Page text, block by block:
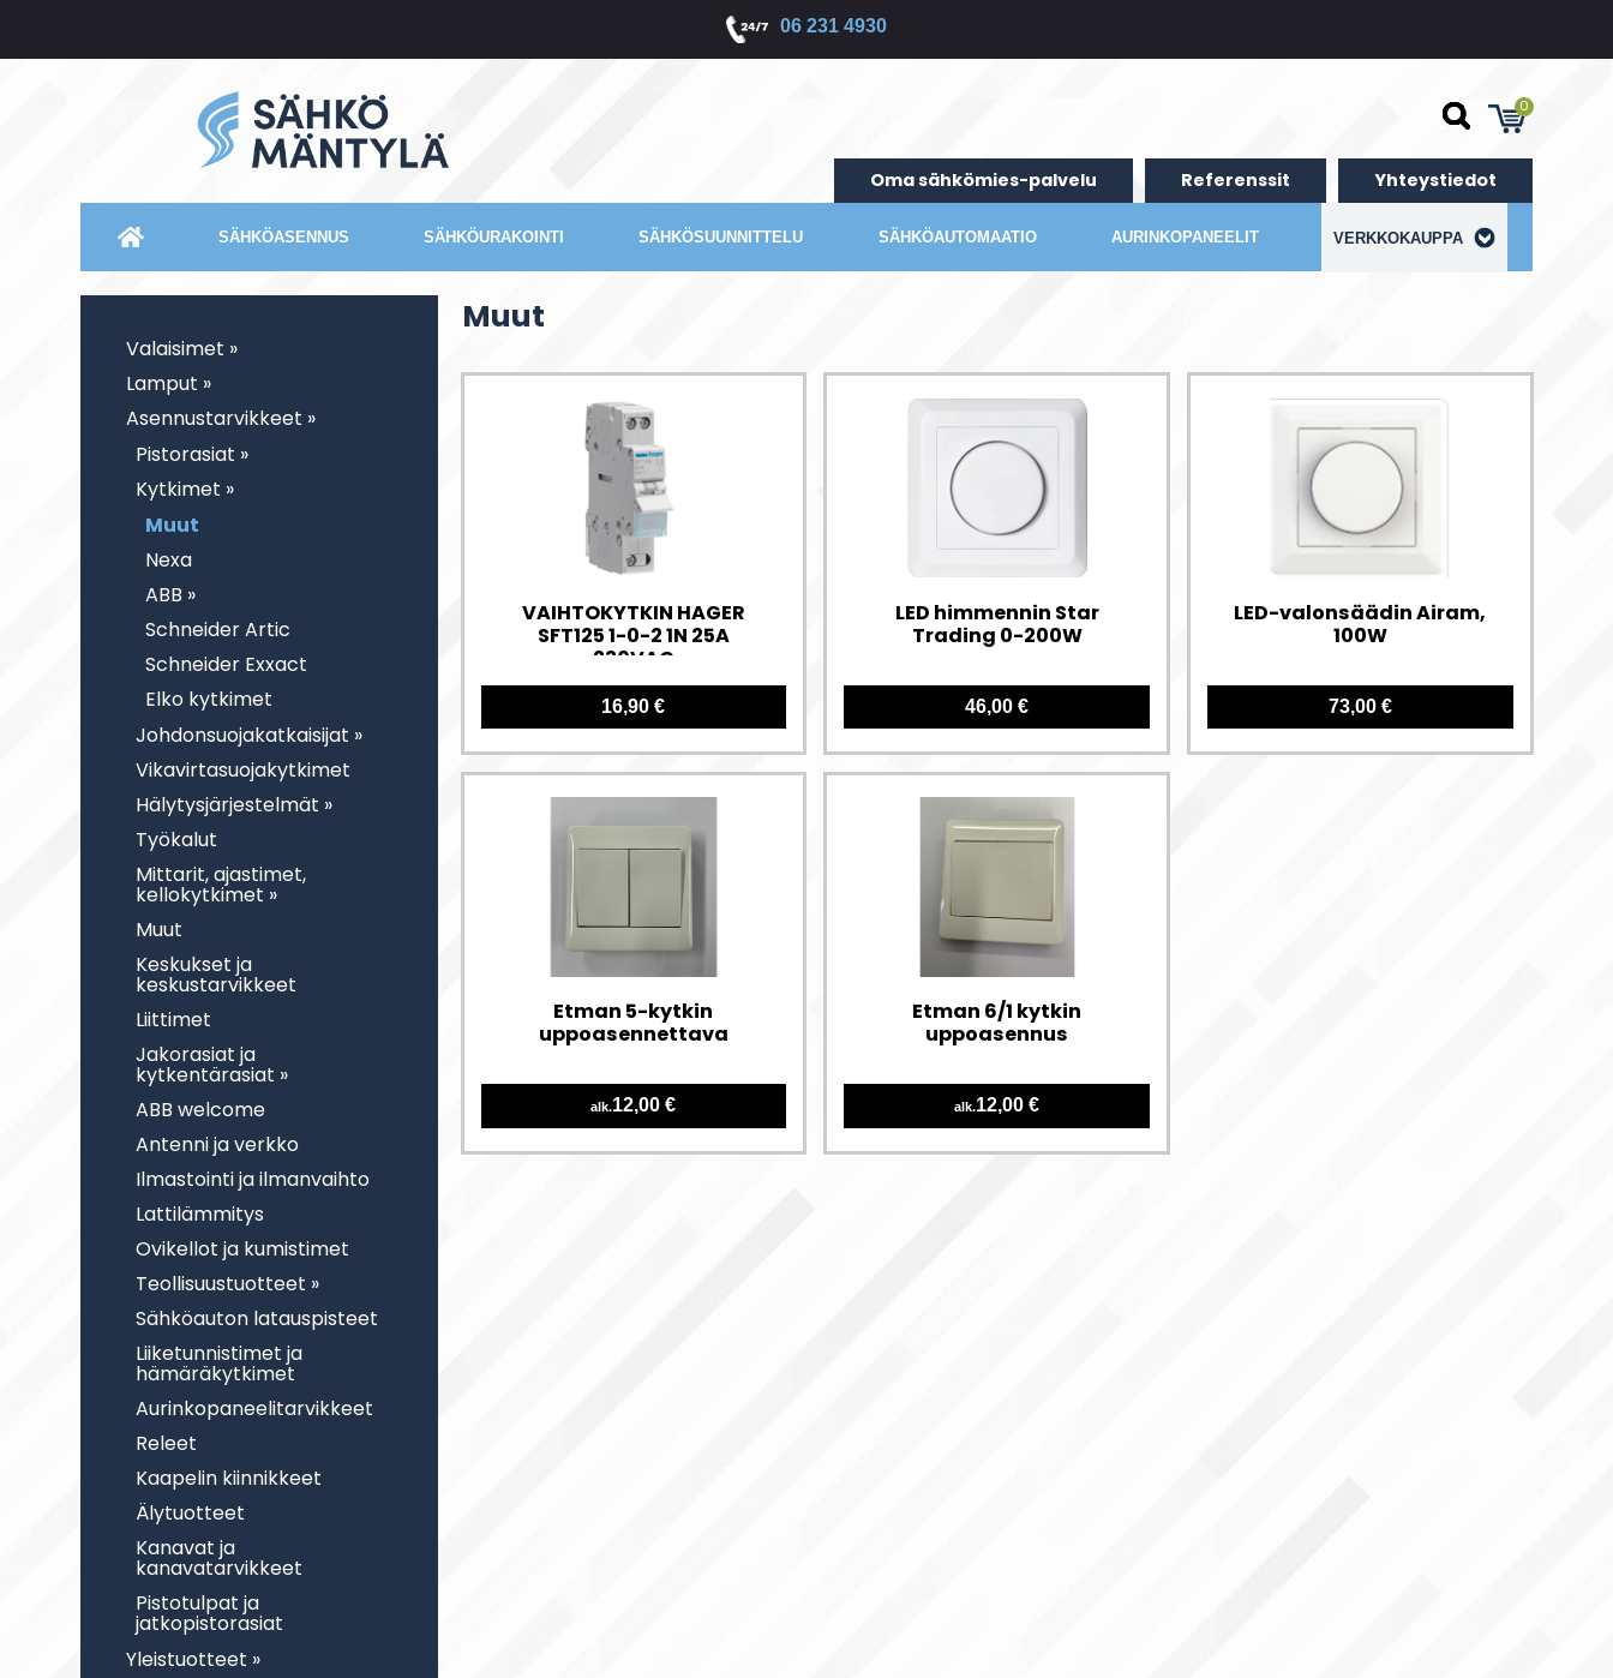
06 231 4930
0
Oma sähkömies-palvelu Referenssit Yhteystiedot
SÄHKÖASENNUS SÄHKÖURAKOINTI SÄHKÖSUUNNITTELU SÄHKÖAUTOMAATIO AURINKOPANEELIT VERKKOKAUPPA
Valaisimet »
Lamput »
Asennustarvikkeet »
Pistorasiat »
Kytkimet »
Muut
Nexa
ABB »
Schneider Artic
Schneider Exxact
Elko kytkimet
Johdonsuojakatkaisijat »
Vikavirtasuojakytkimet
Hälytysjärjestelmät »
Työkalut
Mittarit, ajastimet,
kellokytkimet »
Muut
Keskukset ja
keskustarvikkeet
Liittimet
Jakorasiat ja
kytkentärasiat »
ABB welcome
Antenni ja verkko
Ilmastointi ja ilmanvaihto
Lattilämmitys
Ovikellot ja kumistimet
Teollisuustuotteet »
Sähköauton latauspisteet
Liiketunnistimet ja
hämäräkytkimet
Aurinkopaneelitarvikkeet
Releet
Kaapelin kiinnikkeet
Älytuotteet
Kanavat ja
kanavatarvikkeet
Pistotulpat ja
jatkopistorasiat
Yleistuotteet »
Muut
VAIHTOKYTKIN HAGER
SFT125 1-0-2 1N 25A
230VAC
16,90 €
LED himmennin Star
Trading 0-200W
46,00 €
LED-valonsäädin Airam,
100W
73,00 €
Etman 5-kytkin
uppoasennettava
alk.12,00 €
Etman 6/1 kytkin
uppoasennus
alk.12,00 €